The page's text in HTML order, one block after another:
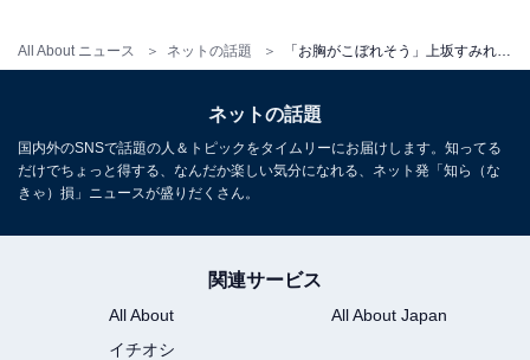
All About ニュース ネットの話題
ネットの話題
国内外のSNSで話題の人＆トピックをタイムリーにお届けします。知ってる
だけでちょっと得する、なんだか楽しい気分になれる、ネット発「知ら（な
きゃ）損」ニュースが盛りだくさん。
関連サービス
All About
All About Japan
イチオシ